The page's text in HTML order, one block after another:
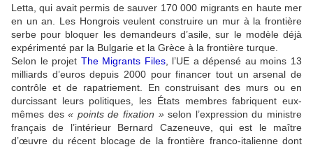
Letta, qui avait permis de sauver 170 000 migrants en haute mer
en un an. Les Hongrois veulent construire un mur à la frontière
serbe pour bloquer les demandeurs d’asile, sur le modèle déjà
expérimenté par la Bulgarie et la Grèce à la frontière turque.
Selon le projet The Migrants Files, l’UE a dépensé au moins 13
milliards d’euros depuis 2000 pour financer tout un arsenal de
contrôle et de rapatriement. En construisant des murs ou en
durcissant leurs politiques, les États membres fabriquent eux-
mêmes des« points de fixation »selon l’expression du ministre
français de l’intérieur Bernard Cazeneuve, qui est le maître
d’œuvre du récent blocage de la frontière franco-italienne dont